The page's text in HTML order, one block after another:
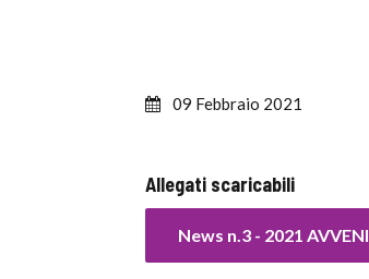
09 Febbraio 2021
Allegati scaricabili
News n.3 - 2021